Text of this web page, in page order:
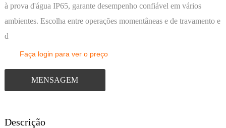
à prova d'água IP65, garante desempenho confiável em vários
ambientes. Escolha entre operações momentâneas e de travamento e
d
Faça login para ver o preço
MENSAGEM
Descrição